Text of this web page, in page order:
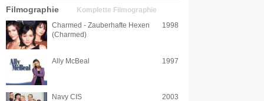
Filmographie Komplette Filmographie
Charmed - Zauberhafte Hexen
(Charmed)
1998
Ally McBeal 1997
Navy CIS
2003